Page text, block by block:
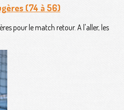
(74 à 56)
pour le match retour. A l'aller, les